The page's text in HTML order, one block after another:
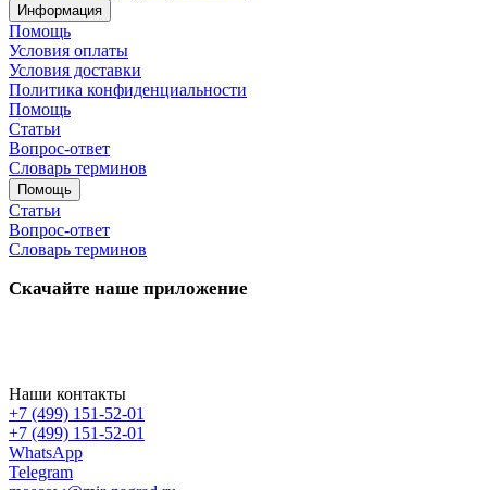
Информация
Помощь
Условия оплаты
Условия доставки
Политика конфиденциальности
Помощь
Статьи
Вопрос-ответ
Словарь терминов
Помощь
Статьи
Вопрос-ответ
Словарь терминов
Скачайте наше приложение
Наши контакты
+7 (499) 151-52-01
+7 (499) 151-52-01
WhatsApp
Telegram